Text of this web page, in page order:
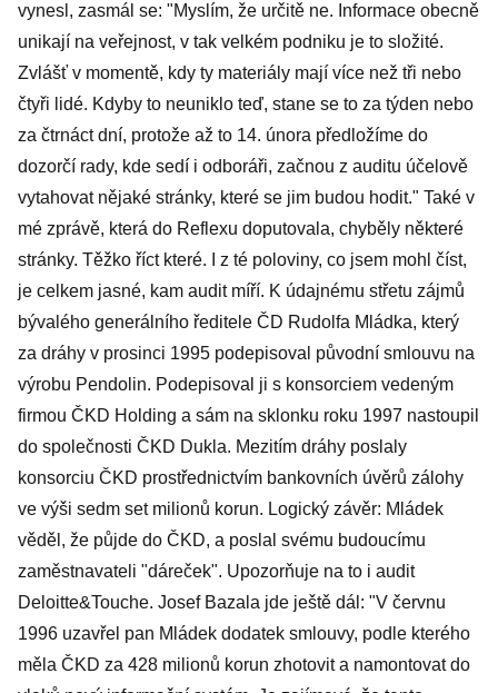
vynesl, zasmál se: "Myslím, že určitě ne. Informace obecně
unikají na veřejnost, v tak velkém podniku je to složité.
Zvlášť v momentě, kdy ty materiály mají více než tři nebo
čtyři lidé. Kdyby to neuniklo teď, stane se to za týden nebo
za čtrnáct dní, protože až to 14. února předložíme do
dozorčí rady, kde sedí i odboráři, začnou z auditu účelově
vytahovat nějaké stránky, které se jim budou hodit." Také v
mé zprávě, která do Reflexu doputovala, chyběly některé
stránky. Těžko říct které. I z té poloviny, co jsem mohl číst,
je celkem jasné, kam audit míří. K údajnému střetu zájmů
bývalého generálního ředitele ČD Rudolfa Mládka, který
za dráhy v prosinci 1995 podepisoval původní smlouvu na
výrobu Pendolin. Podepisoval ji s konsorciem vedeným
firmou ČKD Holding a sám na sklonku roku 1997 nastoupil
do společnosti ČKD Dukla. Mezitím dráhy poslaly
konsorciu ČKD prostřednictvím bankovních úvěrů zálohy
ve výši sedm set milionů korun. Logický závěr: Mládek
věděl, že půjde do ČKD, a poslal svému budoucímu
zaměstnavateli "dáreček". Upozorňuje na to i audit
Deloitte&Touche. Josef Bazala jde ještě dál: "V červnu
1996 uzavřel pan Mládek dodatek smlouvy, podle kterého
měla ČKD za 428 milionů korun zhotovit a namontovat do